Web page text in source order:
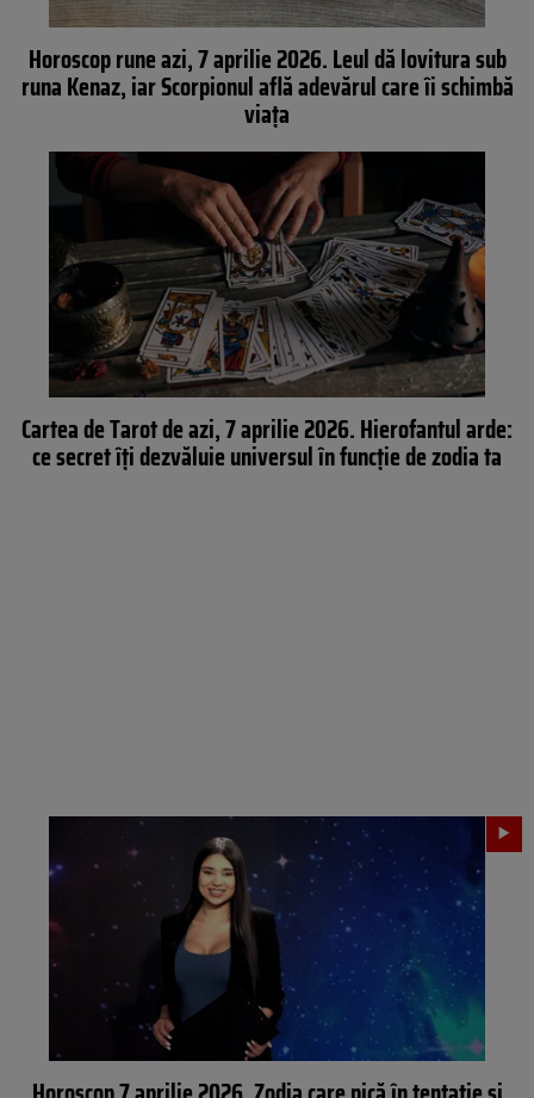
Horoscop rune azi, 7 aprilie 2026. Leul dă lovitura sub
runa Kenaz, iar Scorpionul află adevărul care îi schimbă
viața
Cartea de Tarot de azi, 7 aprilie 2026. Hierofantul arde:
ce secret îți dezvăluie universul în funcție de zodia ta